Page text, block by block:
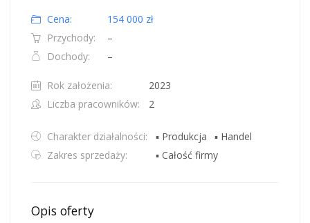
Cena:
154 000 zł
Przychody:
–
Dochody:
–
Rok założenia:
2023
Liczba pracowników:
2
Charakter działalności: ▪ Produkcja
▪ Handel
Zakres sprzedaży:
▪ Całość firmy
Opis oferty